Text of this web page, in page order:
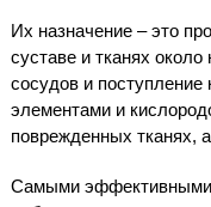
Их назначение – это
суставе и тканях
сосудов и
элементами и
поврежденных тканях,
Самыми эффективными